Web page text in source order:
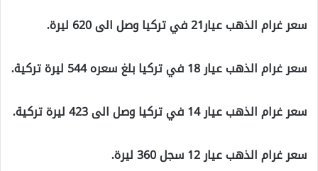
سعر غرام الذهب عيار21 في تركيا وصل الى 620 ليرة.
سعر غرام الذهب عيار 18 في تركيا بلغ سعره 544 ليرة تركية.
سعر غرام الذهب عيار 14 في تركيا وصل الى 423 ليرة تركية.
سعر غرام الذهب عيار 12 سجل 360 ليرة.